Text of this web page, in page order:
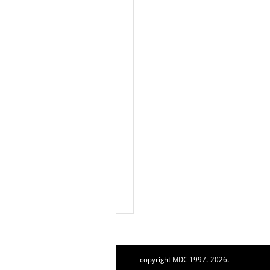
copyright MDC 1997.-2026.